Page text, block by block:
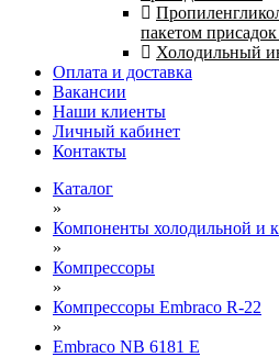
пакетом
Холодильный
Оплата и доставка
Вакансии
Наши клиенты
Личный кабинет
Контакты
Каталог
»
Компоненты холодильной и
»
Компрессоры
»
Компрессоры Embraco R-22
»
Embraco NB 6181 E